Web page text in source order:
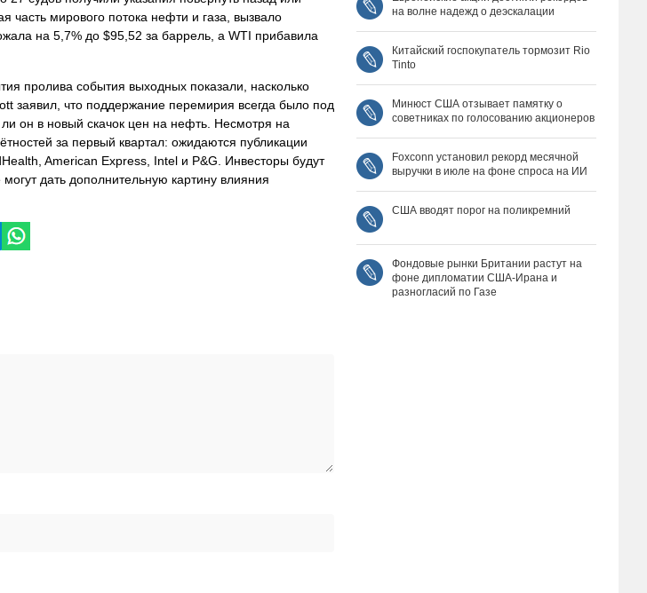
часть мирового потока нефти и газа, вызвало
на 5,7% до $95,52 за баррель, а WTI прибавила
пролива события выходных показали, насколько
заявил, что поддержание перемирия всегда было под
он в новый скачок цен на нефть. Несмотря на
за первый квартал: ожидаются публикации
American Express, Intel и P&G. Инвесторы будут
дать дополнительную картину влияния
на волне надежд о деэскалации
Китайский госпокупатель тормозит Rio
Tinto
Минюст США отзывает памятку о
советниках по голосованию акционеров
Foxconn установил рекорд месячной
выручки в июле на фоне спроса на ИИ
США вводят порог на поликремний
Фондовые рынки Британии растут на
фоне дипломатии США‑Ирана и
разногласий по Газе